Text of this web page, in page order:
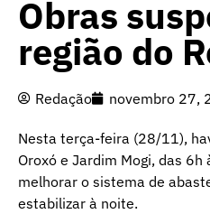
Obras
região do
Redação novembro 27,
Nesta terça-feira (28/11),
Oroxó e Jardim Mogi, das
melhorar o sistema de
estabilizar à noite.